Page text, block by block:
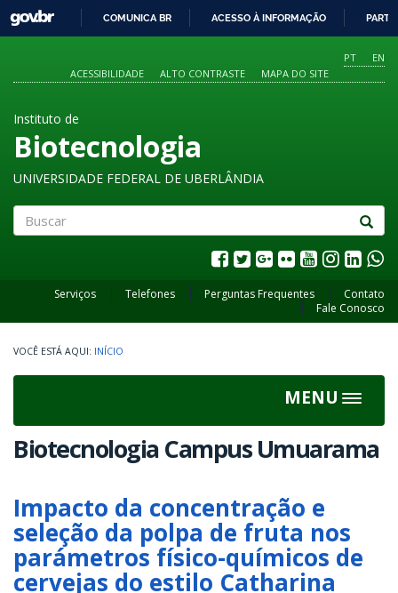
O
CONTEÚDO
GOVBR
COMUNICA BR ACESSO À INFORMAÇÃO
PT
EN
ACESSIBILIDADE
ALTO CONTRASTE MAPA DO SITE
Instituto de
Biotecnologia
UNIVERSIDADE FEDERAL DE UBERLÂNDIA
Serviços Telefones Perguntas Frequentes
Contato
Fale Conosco
INÍCIO
MENU
Toggle
Biotecnologia Campus Umuarama
Impacto da concentração e
seleção da polpa de fruta nos
parámetros físico-químicos de
cervejas do estilo Catharina